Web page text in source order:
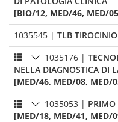
[BIO/12, MED/46, MED/
1035545 | TLB
1035176 |
NELLA DIAGNOSTICA DI
[MED/46, MED/08, MED/
1035053 | PRIMO
[MED/18, MED/41, MED/